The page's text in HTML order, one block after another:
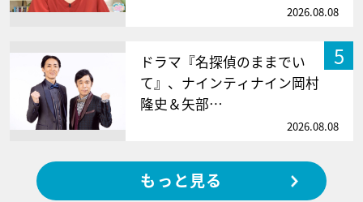
2026.08.08
5
ドラマ『名探偵のままでい
て』、ナインティナイン岡村
隆史＆矢部…
2026.08.08
もっと見る